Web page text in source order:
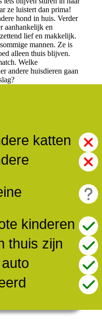
ze luistert dan prima!
hond in huis. Verder
aanhankelijk en
lief en makkelijk.
mannen. Ze is
alleen thuis blijven.
Welke
andere huisdieren gaan
katten
kinderen
thuis zijn